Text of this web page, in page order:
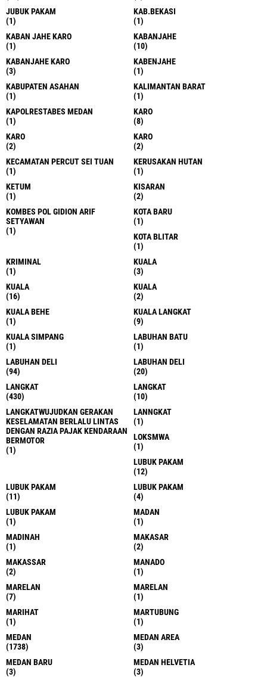
JUBUK PAKAM
(1)
KAB.BEKASI
(1)
KABAN JAHE KARO
(1)
KABANJAHE
(10)
KABANJAHE KARO
(3)
KABENJAHE
(1)
KABUPATEN ASAHAN
(1)
KALIMANTAN BARAT
(1)
KAPOLRESTABES MEDAN
(1)
KARO
(8)
KARO
(2)
KARO
(2)
KECAMATAN PERCUT SEI TUAN
(1)
KERUSAKAN HUTAN
(1)
KETUM
(1)
KISARAN
(2)
KOMBES POL GIDION ARIF
SETYAWAN
(1)
KOTA BARU
(1)
KOTA BLITAR
(1)
KRIMINAL
(1)
KUALA
(3)
KUALA
(16)
KUALA
(2)
KUALA BEHE
(1)
KUALA LANGKAT
(9)
KUALA SIMPANG
(1)
LABUHAN BATU
(1)
LABUHAN DELI
(94)
LABUHAN DELI
(20)
LANGKAT
(430)
LANGKAT
(10)
LANGKATWUJUDKAN GERAKAN
KESELAMATAN BERLALU LINTAS
DENGAN RAZIA PAJAK KENDARAAN
BERMOTOR
(1)
LANNGKAT
(1)
LOKSMWA
(1)
LUBUK PAKAM
(12)
LUBUK PAKAM
(11)
LUBUK PAKAM
(4)
LUBUK PAKAM
(1)
MADAN
(1)
MADINAH
(1)
MAKASAR
(2)
MAKASSAR
(2)
MANADO
(1)
MARELAN
(7)
MARELAN
(1)
MARIHAT
(1)
MARTUBUNG
(1)
MEDAN
(1738)
MEDAN AREA
(3)
MEDAN BARU
(3)
MEDAN HELVETIA
(3)